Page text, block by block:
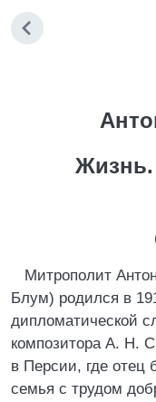
Жизнь.
Митрополит
Блум) родился в
дипломатической
композитора А. Н.
в Персии, где отец
семья с трудом